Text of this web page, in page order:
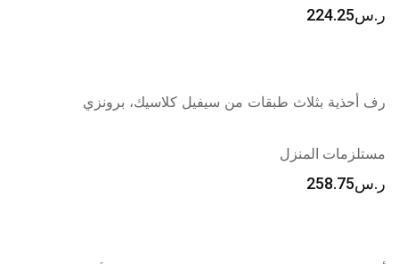
ر.س224.25
رف أحذية بثلاث طبقات من سيفيل كلاسيك، برونزي
مستلزمات المنزل
ر.س258.75